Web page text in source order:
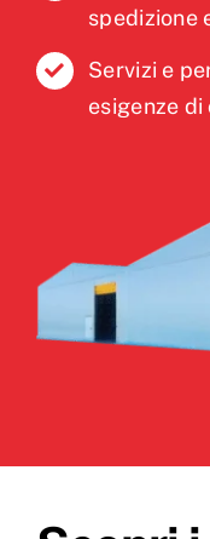
spedizione
Servizi e
esigenze